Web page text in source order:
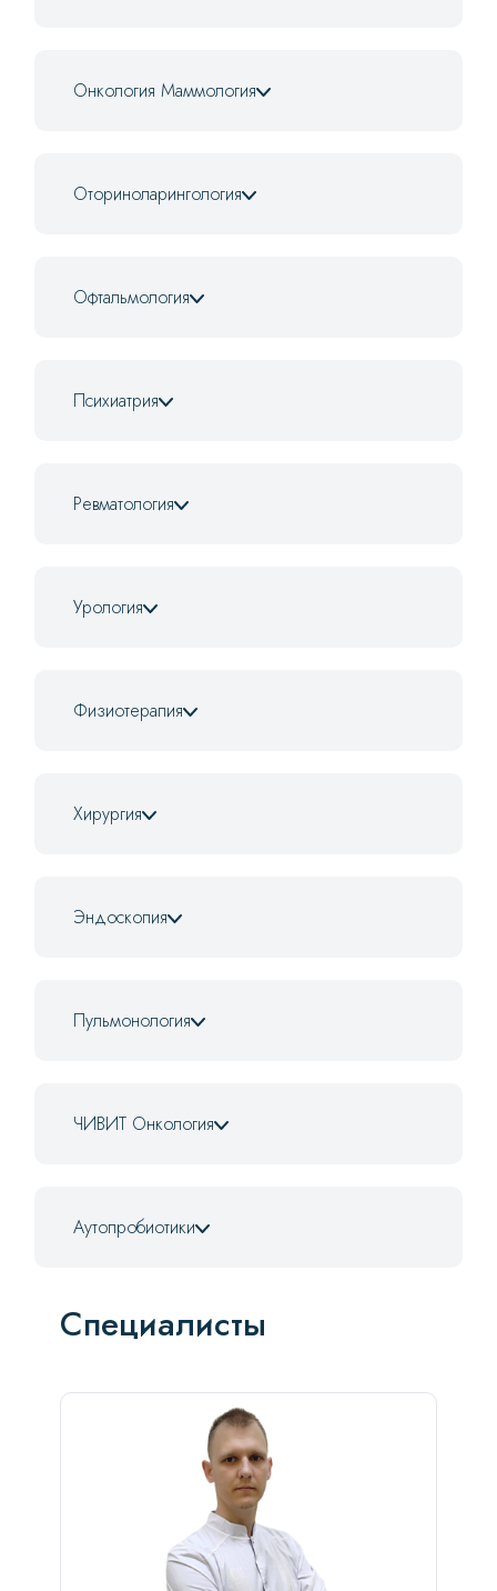
Онкология Маммология
Оториноларингология
Офтальмология
Психиатрия
Ревматология
Урология
Физиотерапия
Хирургия
Эндоскопия
Пульмонология
ЧИВИТ Онкология
Аутопробиотики
Специалисты